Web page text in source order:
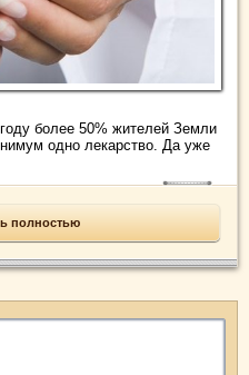
более 50% жителей Земли
одно лекарство. Да уже
полностью